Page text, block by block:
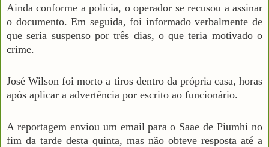
Ainda conforme a polícia, o operador se recusou a assinar
o documento. Em seguida, foi informado verbalmente de
que seria suspenso por três dias, o que teria motivado o
crime.
José Wilson foi morto a tiros dentro da própria casa, horas
após aplicar a advertência por escrito ao funcionário.
A reportagem enviou um email para o Saae de Piumhi no
fim da tarde desta quinta, mas não obteve resposta até a